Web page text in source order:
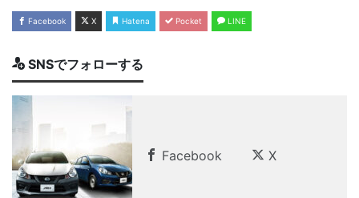
Facebook X Hatena Pocket LINE
SNSでフォローする
Facebook X